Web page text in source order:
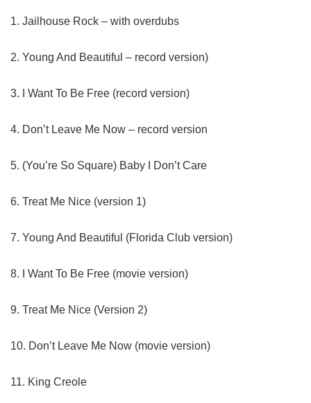
1. Jailhouse Rock – with overdubs
2. Young And Beautiful – record version)
3. I Want To Be Free (record version)
4. Don’t Leave Me Now – record version
5. (You’re So Square) Baby I Don’t Care
6. Treat Me Nice (version 1)
7. Young And Beautiful (Florida Club version)
8. I Want To Be Free (movie version)
9. Treat Me Nice (Version 2)
10. Don’t Leave Me Now (movie version)
11. King Creole